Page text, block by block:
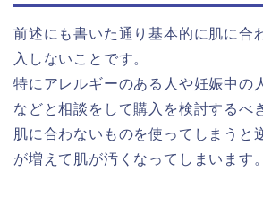
前述にも書いた通り基本的に肌に合
入しないことです。
特にアレルギーのある人や妊娠中の
などと相談をして購入を検討するべ
肌に合わないものを使ってしまうと
が増えて肌が汚くなってしまいます。